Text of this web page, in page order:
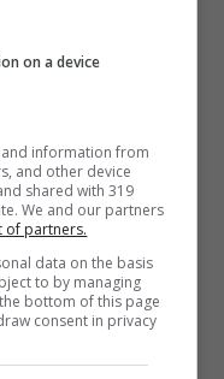
della
ricevuto un
un nuovo
sono state
di bug e
il miglioramento
di problemi
i nemici durante
combo. Con
possono
on a device
information from
and other device
shared with 319
We and our partners
of partners.
data on the basis
to by managing
bottom of this page
consent in privacy